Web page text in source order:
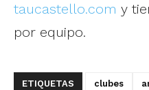
taucastello.com y
por equipo.
ETIQUETAS clubes